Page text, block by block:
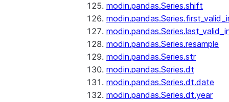
modin.pandas.Series.shift
modin.pandas.Series.resample
modin.pandas.Series.str
modin.pandas.Series.dt
modin.pandas.Series.dt.date
modin.pandas.Series.dt.year